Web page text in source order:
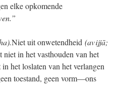
elke opkomende
Niet uit onwetendheid (avijjā;
in het vasthouden van het
het loslaten van het verlangen
toestand, geen vorm—ons